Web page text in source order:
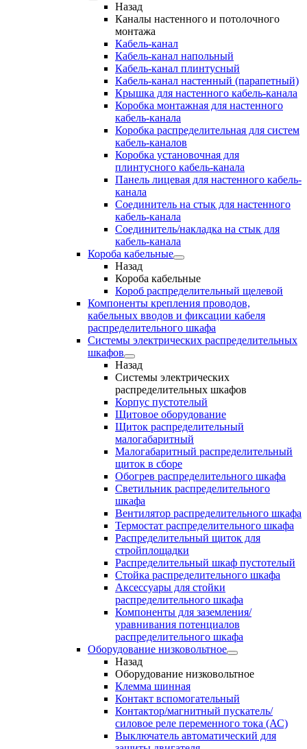
Назад
Каналы настенного и потолочного
монтажа
Кабель-канал
Кабель-канал напольный
Кабель-канал плинтусный
Кабель-канал настенный (парапетный)
Крышка для настенного кабель-канала
Коробка монтажная для настенного
кабель-канала
Коробка распределительная для систем
кабель-каналов
Коробка установочная для
плинтусного кабель-канала
Панель лицевая для настенного кабель-
канала
Соединитель на стык для настенного
кабель-канала
Соединитель/накладка на стык для
кабель-канала
Короба кабельные
Назад
Короба кабельные
Короб распределительный щелевой
Компоненты крепления проводов,
кабельных вводов и фиксации кабеля
распределительного шкафа
Системы электрических распределительных
шкафов
Назад
Системы электрических
распределительных шкафов
Корпус пустотелый
Щитовое оборудование
Щиток распределительный
малогабаритный
Малогабаритный распределительный
щиток в сборе
Обогрев распределительного шкафа
Светильник распределительного
шкафа
Вентилятор распределительного шкафа
Термостат распределительного шкафа
Распределительный щиток для
стройплощадки
Распределительный шкаф пустотелый
Стойка распределительного шкафа
Аксессуары для стойки
распределительного шкафа
Компоненты для заземления/
уравнивания потенциалов
распределительного шкафа
Оборудование низковольтное
Назад
Оборудование низковольтное
Клемма шинная
Контакт вспомогательный
Контактор/магнитный пускатель/
силовое реле переменного тока (АС)
Выключатель автоматический для